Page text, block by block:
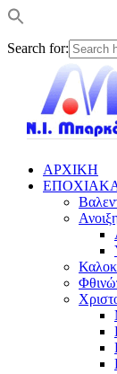
Search for:
ΑΡΧΙΚΗ